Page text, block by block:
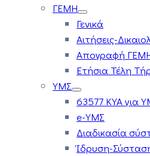
ΓΕΜΗ
Γενικά
Αιτήσεις-
Απογραφή
Ετήσια Τέλη
ΥΜΣ
63577 ΚΥΑ για
e-ΥΜΣ
Διαδικασία
Ίδρυση-